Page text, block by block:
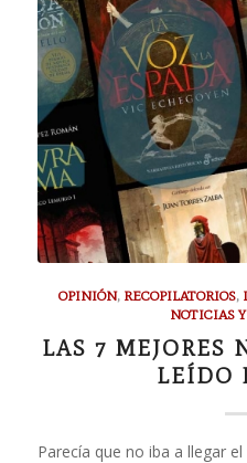
OPINIÓN, RECOPILATORIOS,
NOTICIAS
LAS 7 MEJORES
LEÍDO
Parecía que no iba a llegar